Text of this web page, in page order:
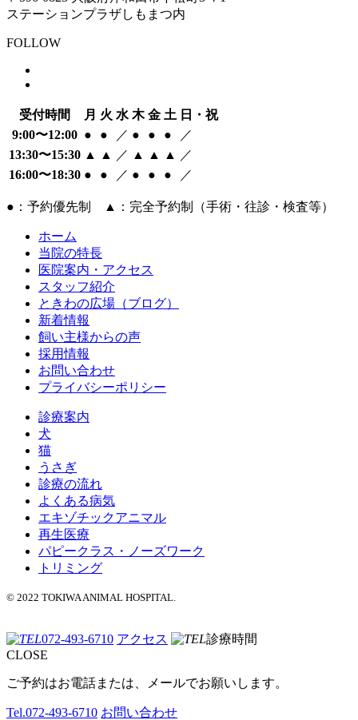
ステーションプラザしもまつ内
FOLLOW
受付時間 月 火 水 木 金 土 日・祝
9:00〜12:00 ● ● ／ ● ● ●
／
13:30〜15:30 ▲ ▲ ／ ▲ ▲ ▲
／
16:00〜18:30 ● ● ／ ● ● ● ／
●：予約優先制 ▲：完全予約制（手術・往診・検査等）
ホーム
当院の特長
医院案内・アクセス
スタッフ紹介
ときわの広場（ブログ）
新着情報
飼い主様からの声
採用情報
お問い合わせ
プライバシーポリシー
診療案内
犬
猫
うさぎ
診療の流れ
よくある病気
エキゾチックアニマル
再生医療
パピークラス・ノーズワーク
トリミング
© 2022 TOKIWA ANIMAL HOSPITAL.
072-493-6710 アクセス
診療時間
CLOSE
ご予約はお電話または、メールでお願いします。
Tel.072-493-6710 お問い合わせ